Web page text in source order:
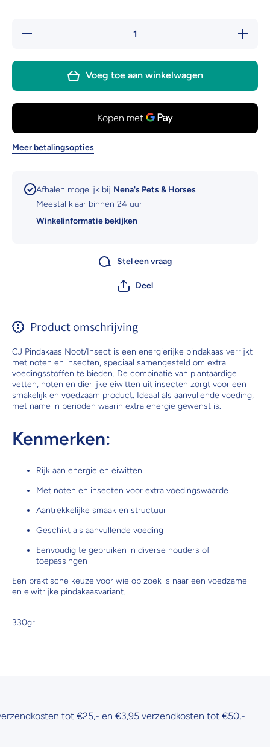
Hoeveelheid
Verhoog
Noot/
Voeg toe aan winkelwagen
Meer betalingsopties
Afhalen mogelijk bij Nena's Pets & Horses
Meestal klaar binnen 24 uur
Winkelinformatie bekijken
Stel een vraag
Deel
Product omschrijving
CJ Pindakaas Noot/Insect is een energierijke pindakaas verrijkt
met noten en insecten, speciaal samengesteld om extra
voedingsstoffen te bieden. De combinatie van plantaardige
vetten, noten en dierlijke eiwitten uit insecten zorgt voor een
smakelijk en voedzaam product. Ideaal als aanvullende voeding,
met name in perioden waarin extra energie gewenst is.
Kenmerken:
Rijk aan energie en eiwitten
Met noten en insecten voor extra voedingswaarde
Aantrekkelijke smaak en structuur
Geschikt als aanvullende voeding
Eenvoudig te gebruiken in diverse houders of
toepassingen
Een praktische keuze voor wie op zoek is naar een voedzame
en eiwitrijke pindakaasvariant.
330gr
tot €25,- en €3,95 verzendkosten tot €50,-